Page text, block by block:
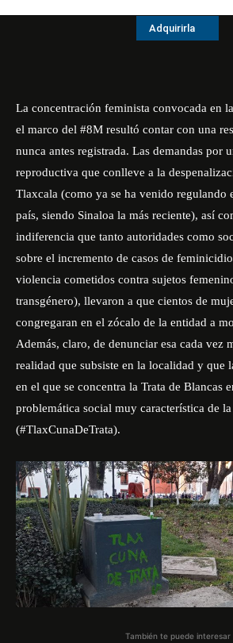
Adquirirla
La concentración feminista convocada en
el marco del #8M resultó contar con una
nunca antes registrada. Las demandas por
reproductiva que conlleve a la
Tlaxcala (como ya se ha venido regulando
país, siendo Sinaloa la más reciente), así
indiferencia que tanto autoridades como
sobre el incremento de casos de
violencia cometidos contra sujetos
transgénero), llevaron a que cientos de
congregaran en el zócalo de la entidad a
Además, claro, de denunciar esa cada vez
realidad que subsiste en la localidad y que
en el que se concentra la Trata de Blancas
problemática social muy característica de
(#TlaxCunaDeTrata).
También te puede interesar